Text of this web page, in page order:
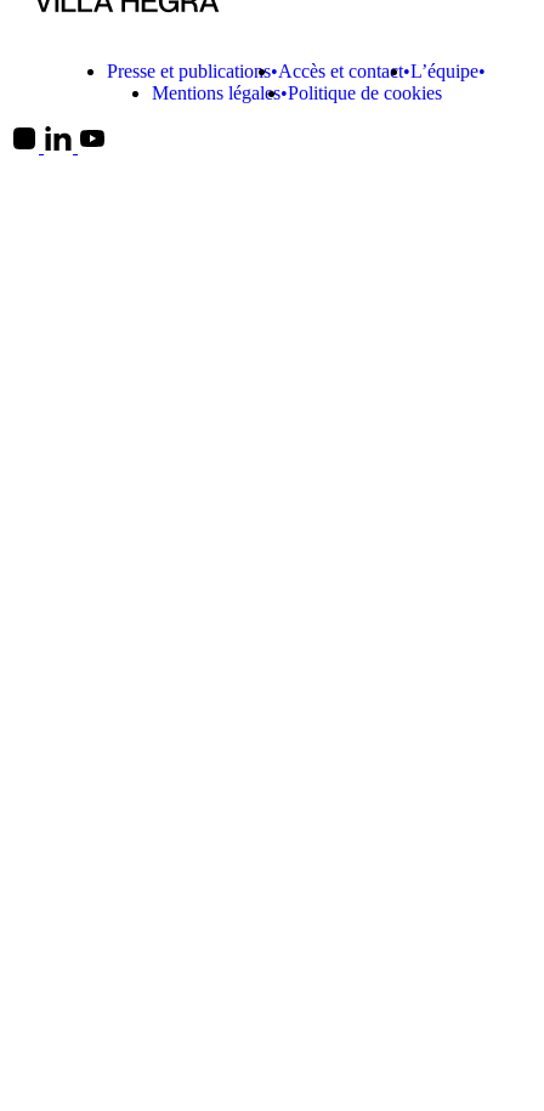
Presse et publications Accès et contact L’équipe
Mentions légales Politique de cookies